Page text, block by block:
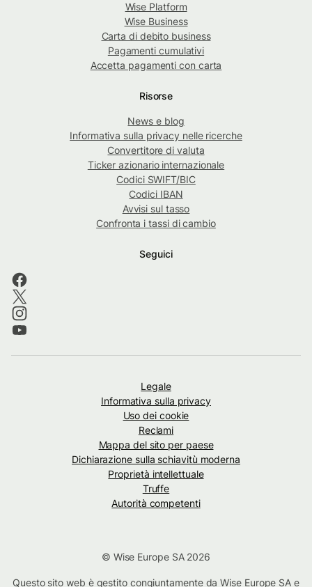
Wise Platform
Wise Business
Carta di debito business
Pagamenti cumulativi
Accetta pagamenti con carta
Risorse
News e blog
Informativa sulla privacy nelle ricerche
Convertitore di valuta
Ticker azionario internazionale
Codici SWIFT/BIC
Codici IBAN
Avvisi sul tasso
Confronta i tassi di cambio
Seguici
Legale
Informativa sulla privacy
Uso dei cookie
Reclami
Mappa del sito per paese
Dichiarazione sulla schiavitù moderna
Proprietà intellettuale
Truffe
Autorità competenti
© Wise Europe SA 2026
Questo sito web è gestito congiuntamente da Wise Europe SA e